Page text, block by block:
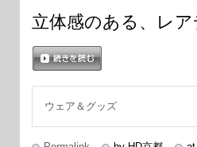
立体感のある、レ
ウェア＆グッズ